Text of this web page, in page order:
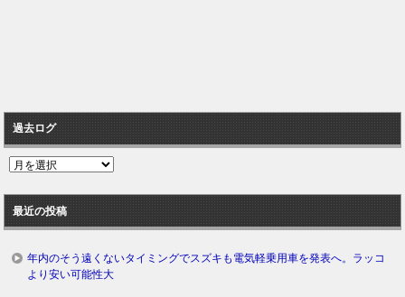
過去ログ
過
ロ
グ
最近の投稿
年内のそう遠くないタイミングでスズキも電気軽乗用車を発表へ。ラッコ
より安い可能性大